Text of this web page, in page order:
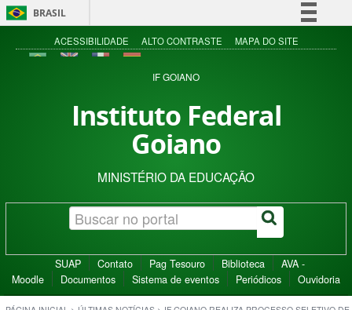
BRASIL
Simplifique!
Acesso à informação
ACESSIBILIDADE ALTO CONTRASTE MAPA DO SITE
IF GOIANO
Instituto Federal
Goiano
MINISTÉRIO DA EDUCAÇÃO
SUAP Contato Pag Tesouro Biblioteca
AVA -
Moodle
Documentos Sistema de eventos Periódicos Ouvidoria